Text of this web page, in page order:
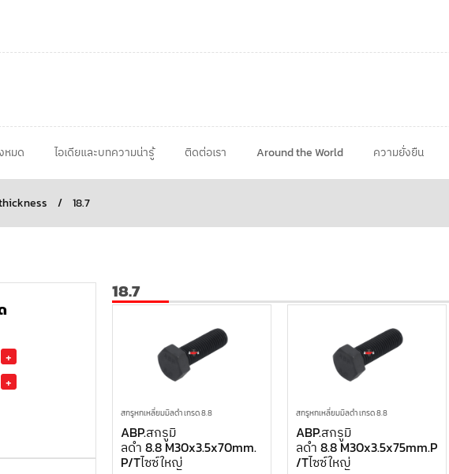
หมด ไอเดียและบทความน่ารู้ ติดต่อเรา Around the World ความยั่งยืน
/ 18.7
+
+
18.7
สกรูหกเหลี่ยมมิลดำ เกรด 8.8
ABP.สกรูมิ
ลดำ 8.8 M30x3.5x70mm.
P/Tไซซ์ใหญ่
สกรูหกเหลี่ยมมิลดำ เกรด 8.8
ABP.สกรูมิ
ลดำ 8.8 M30x3.5x75mm.P
/Tไซซ์ใหญ่